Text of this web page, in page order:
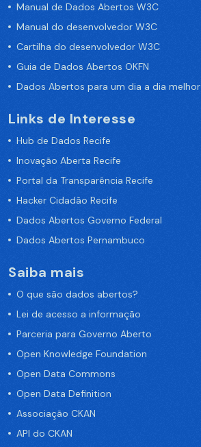
Manual de Dados Abertos W3C
Manual do desenvolvedor W3C
Cartilha do desenvolvedor W3C
Guia de Dados Abertos OKFN
Dados Abertos para um dia a dia melhor
Links de Interesse
Hub de Dados Recife
Inovação Aberta Recife
Portal da Transparência Recife
Hacker Cidadão Recife
Dados Abertos Governo Federal
Dados Abertos Pernambuco
Saiba mais
O que são dados abertos?
Lei de acesso a informação
Parceria para Governo Aberto
Open Knowledge Foundation
Open Data Commons
Open Data Definition
Associação CKAN
API do CKAN